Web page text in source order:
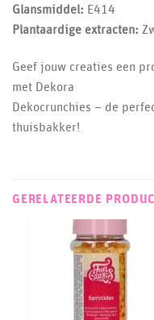
Glansmiddel: E414
Plantaardige extracten:
Geef jouw creaties een
met Dekora
Dekocrunchies – de
thuisbakker!
GERELATEERDE